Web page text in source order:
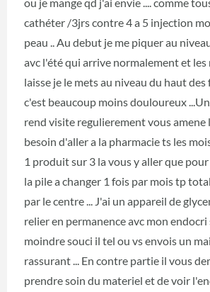
cathéter /3jrs contre 4 a 5 injection
peau .. Au debut je me piquer au
avc l'été qui arrive normalement et les
laisse je le mets au niveau du haut des
c'est beaucoup moins douloureux
rend visite regulierement vous amene
besoin d'aller a la pharmacie ts les
1 produit sur 3 la vous y aller que
la pile a changer 1 fois par mois tp
par le centre ... J'ai un appareil de
relier en permanence avc mon
moindre souci il tel ou vs envois un
rassurant ... En contre partie il vous
prendre soin du materiel et de voir